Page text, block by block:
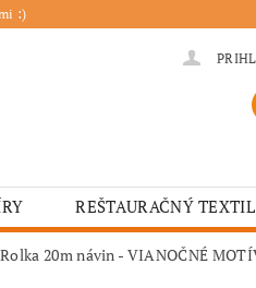
:)
REŠTAURAČNÝ TEXTIL
HOTELOVÝ
20m návin - VIANOČNÉ